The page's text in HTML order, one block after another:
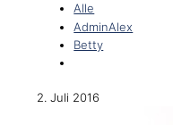
Alle
AdminAlex
Betty
2. Juli 2016